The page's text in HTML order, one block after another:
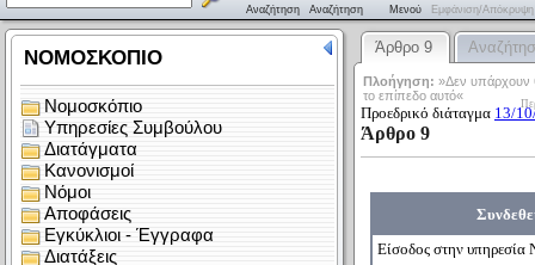
Αναζήτηση Αναζήτηση Μενού Εμφάνιση/απόκρυψη
Άρθρο 9